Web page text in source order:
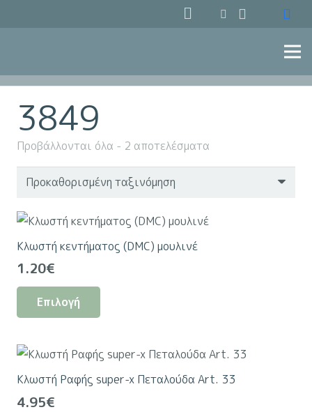
3849
Προβάλλονται όλα - 2 αποτελέσματα
Κλωστή κεντήματος (DMC) μουλινέ
1.20€
Επιλογή
πολλαπλές
παραλλαγές.
Κλωστή Ραφής super-x Πεταλούδα Art. 33
4.95€